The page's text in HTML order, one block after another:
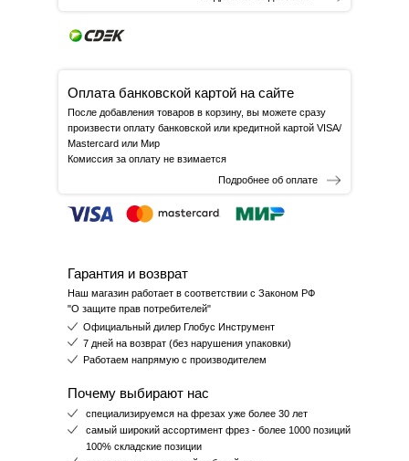
Оплата банковской картой на сайте
После добавления товаров в корзину, вы можете сразу
произвести оплату банковской или кредитной картой VISA/
Mastercard или Мир
Комиссия за оплату не взимается
Подробнее об оплате
Гарантия и возврат
Наш магазин работает в соответствии с Законом РФ
"О защите прав потребителей"
Почему выбирают нас
специализируемся на фрезах уже более 30 лет
самый широкий ассортимент фрез - более 1000 позиций
100% складские позиции
Официальный дилер Глобус Инструмент
7 дней на возврат (без нарушения упаковки)
Работаем напрямую с производителем